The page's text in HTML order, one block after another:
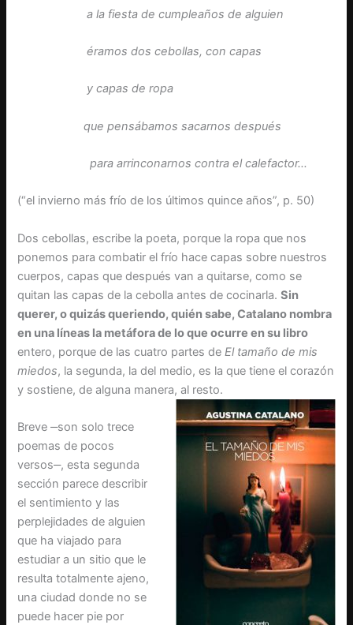
a la fiesta de cumpleaños de alguien
éramos dos cebollas, con capas
y capas de ropa
que pensábamos sacarnos después
para arrinconarnos contra el calefactor…
(“el invierno más frío de los últimos quince años”, p. 50)
Dos cebollas, escribe la poeta, porque la ropa que nos
ponemos para combatir el frío hace capas sobre nuestros
cuerpos, capas que después van a quitarse, como se
quitan las capas de la cebolla antes de cocinarla.Sin
querer, o quizás queriendo, quién sabe, Catalano nombra
en una líneas la metáfora de lo que ocurre en su libro
entero, porque de las cuatro partes deEl tamaño de mis
miedos, la segunda, la del medio, es la que tiene el corazón
y sostiene, de alguna manera, al resto.
Breve ‒son solo trece
poemas de pocos
versos‒, esta segunda
sección parece describir
el sentimiento y las
perplejidades de alguien
que ha viajado para
estudiar a un sitio que le
resulta totalmente ajeno,
una ciudad donde no se
puede hacer pie por